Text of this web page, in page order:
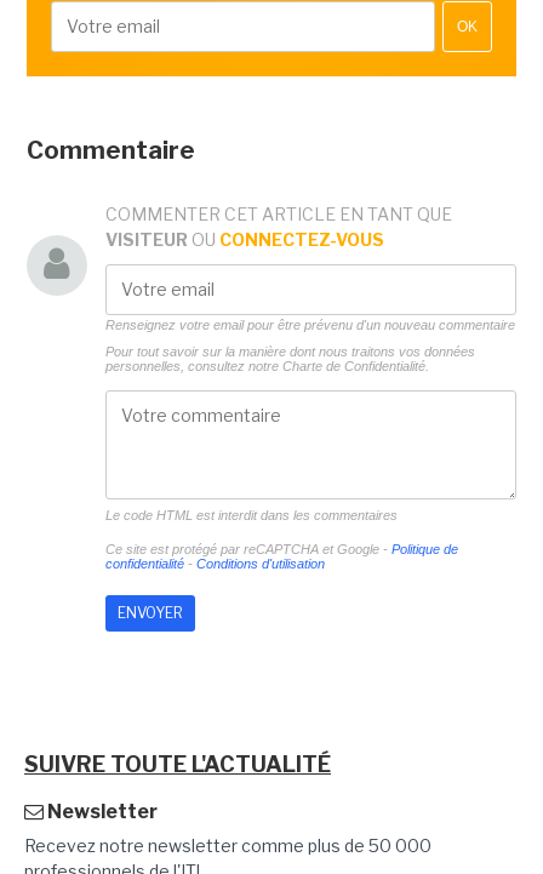
OK
Commentaire
COMMENTER CET ARTICLE EN TANT QUE
VISITEUR OU CONNECTEZ-VOUS
Renseignez votre email pour être prévenu d'un nouveau commentaire
Pour tout savoir sur la manière dont nous traitons vos données
personnelles, consultez notre Charte de Confidentialité.
Le code HTML est interdit dans les commentaires
Ce site est protégé par reCAPTCHA et Google - Politique de
confidentialité- Conditions d'utilisation
SUIVRE TOUTE L'ACTUALITÉ
Newsletter
Recevez notre newsletter comme plus de 50 000